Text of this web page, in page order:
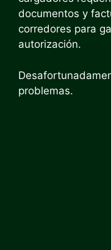
documentos y
corredores para
autorización.
problemas.